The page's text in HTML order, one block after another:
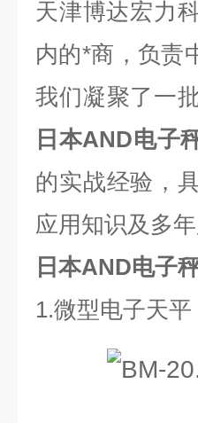
天津博达宏力
内的*商，负责
我们凝聚了一
日本AND电子
的实战经验，
应用知识及多年
日本AND电子
1.微型电子天平